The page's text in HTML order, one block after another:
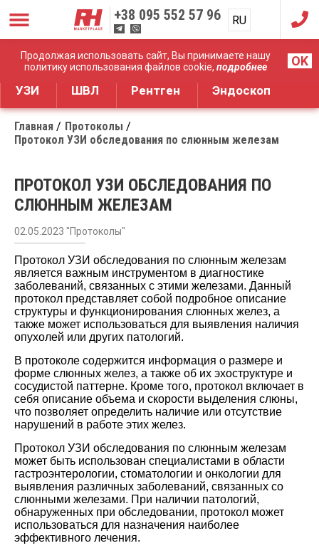
Продолжая использовать сайт, Вы принимаете нашу
политику использования файлов cookie, подробнее OK
+38 095 552 57 96 RU
UA
Дистрибуция медицинского оборудования
УЗИ ШВЛ Рентген Эндоскоп
Главная
Протоколы
Протокол УЗИ обследования по слюнным железам
ПРОТОКОЛ УЗИ ОБСЛЕДОВАНИЯ ПО
СЛЮННЫМ ЖЕЛЕЗАМ
02.05.2023 "Протоколы"
Протокол УЗИ обследования по слюнным железам
является важным инструментом в диагностике
заболеваний, связанных с этими железами. Данный
протокол представляет собой подробное описание
структуры и функционирования слюнных желез, а
также может использоваться для выявления наличия
опухолей или других патологий.
В протоколе содержится информация о размере и
форме слюнных желез, а также об их эхоструктуре и
сосудистой паттерне. Кроме того, протокол включает в
себя описание объема и скорости выделения слюны,
что позволяет определить наличие или отсутствие
нарушений в работе этих желез.
Протокол УЗИ обследования по слюнным железам
может быть использован специалистами в области
гастроэнтерологии, стоматологии и онкологии для
выявления различных заболеваний, связанных со
слюнными железами. При наличии патологий,
обнаруженных при обследовании, протокол может
использоваться для назначения наиболее
эффективного лечения.